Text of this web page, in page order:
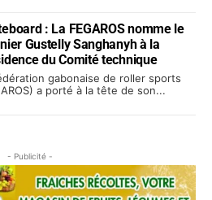
: La FEGAROS nomme le
Gustelly Sanghanyh à la
du Comité technique
gabonaise de roller sports
a porté à la tête de son...
- Publicité -